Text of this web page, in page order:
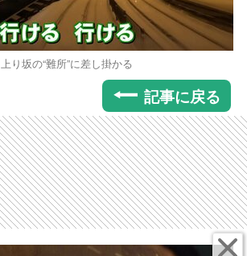
上り坂の“難所”に差し掛かる
記事に戻る